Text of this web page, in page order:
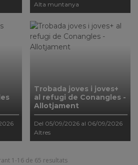
Alta muntanya
Trobada joves i joves+
al refugi de Conangles -
Allotjament
Del 05/09/2026 al 06/09/2026
Altres
1-16 de 65 resultats